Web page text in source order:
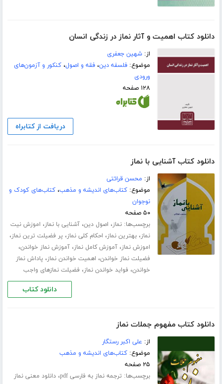
دانلود کتاب اهمیت و آثار نماز در زندگی انسان
از:شهین جعفری
موضوع:فلسفه دین،فقه و اصول،کنکور و آزمون‌های
ورودی
۱۲۸ صفحه
دریافت از کتابراه
دانلود کتاب آشنایی با نماز
از: محسن قرائتی
موضوع:کتاب‌های اندیشه و مذهب،کتاب‌های کودک و
نوجوان
۵۰ صفحه
برچسب‌ها:نماز، اصول دین،آشنایی با نماز، اموزش نیت
نماز،بهترین نماز، احکام کلی نماز، پر فضیلت ترین نماز،
اموزش نماز،آموزش کامل نماز،آموزش نماز خواندن،
فضیلت نماز خواندن، اهمیت خواندن نماز، پاداش نماز
خواندن، فواید خواندن نماز، فضیلت نمازهای واجب
دانلود کتاب
دانلود کتاب مفهوم جملات نماز
از: علی اکبر رستگار
موضوع:کتاب‌های اندیشه و مذهب
۲۵ صفحه
برچسب‌ها: ترجمه نماز به فارسی pdf ،دانلود معنی نماز